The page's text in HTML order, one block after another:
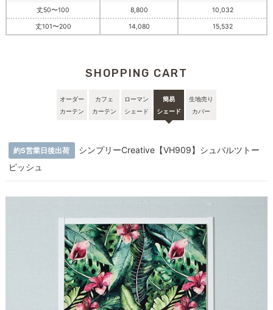
丈50〜100
8,800 10,032
丈101〜200 14,080 15,532
SHOPPING CART
オーダー
カーテン
カフェ
カーテン
ローマン
シェード
簡易
シェード
生地売り
カバー
約5営業日後出荷
シンプリーCreative【VH909】シュバルツトー
ピッシュ